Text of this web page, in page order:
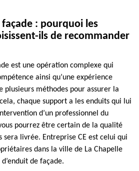
façade : pourquoi les
ils de recommander
est une opération complexe qui
ainsi qu’une expérience
plusieurs méthodes pour assurer la
chaque support a les enduits qui lui
d’un professionnel du
pourrez être certain de la qualité
sera livrée. Entreprise CE est celui qui
dans la ville de La Chapelle
de façade.